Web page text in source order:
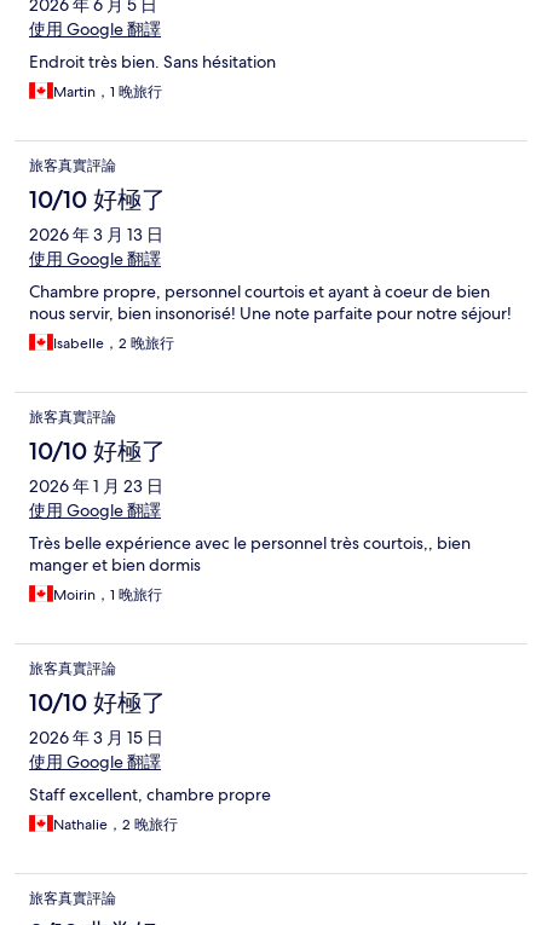
2026 年 6 月 5 日
使用 Google 翻譯
Endroit très bien. Sans hésitation
Martin，1 晚旅行
旅客真實評論
10/10 好極了
2026 年 3 月 13 日
使用 Google 翻譯
Chambre propre, personnel courtois et ayant à coeur de bien
nous servir, bien insonorisé! Une note parfaite pour notre séjour!
Isabelle，2 晚旅行
旅客真實評論
10/10 好極了
2026 年 1 月 23 日
使用 Google 翻譯
Très belle expérience avec le personnel très courtois,, bien
manger et bien dormis
Moirin，1 晚旅行
旅客真實評論
10/10 好極了
2026 年 3 月 15 日
使用 Google 翻譯
Staff excellent, chambre propre
Nathalie，2 晚旅行
旅客真實評論